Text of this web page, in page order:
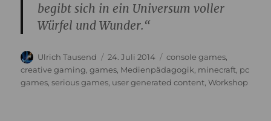
begibt sich in ein Universum voller
Würfel und Wunder.“
Autor
Ulrich Tausend
Veröffentlicht
am
24. Juli 2014 Kategorien
console games
creative gaming ,games Medienpädagogik minecraft pc
games ,serious games user generated content ,Workshop